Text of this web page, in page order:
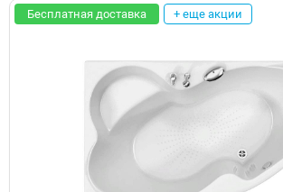
Бесплатная доставка + еще акции